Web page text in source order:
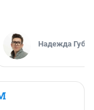
Надежда